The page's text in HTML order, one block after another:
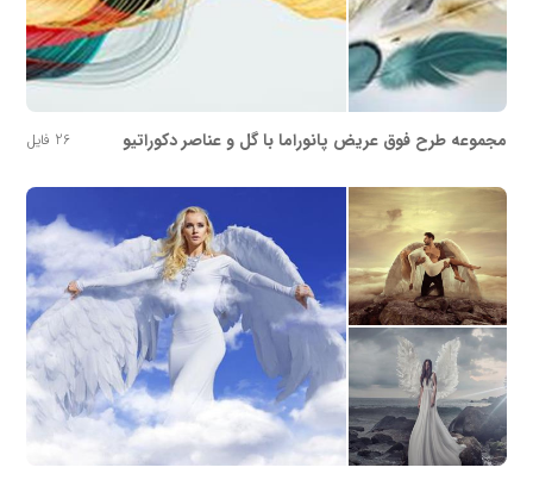
مجموعه طرح فوق عریض پانوراما با گل و عناصر دکوراتیو 26 فایل